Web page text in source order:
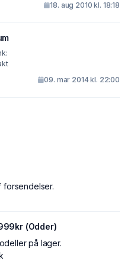
18. aug 2010 kl. 18:18
09. mar 2014 kl. 22:00
forsendelser.
(Odder)
på lager.